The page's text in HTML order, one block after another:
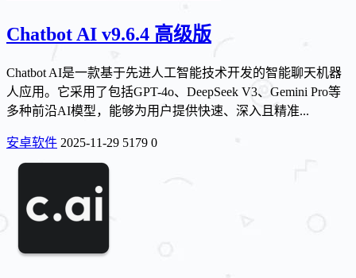
Chatbot AI v9.6.4 高级版
Chatbot AI是一款基于先进人工智能技术开发的智能聊天机器
人应用。它采用了包括GPT-4o、DeepSeek V3、Gemini Pro等
多种前沿AI模型，能够为用户提供快速、深入且精准...
安卓软件 2025-11-29 5179 0